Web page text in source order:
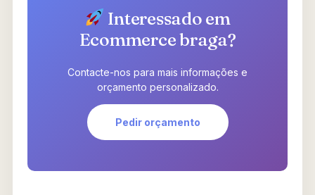
Interessado em
Ecommerce braga?
Contacte-nos para mais informações e
orçamento personalizado.
Pedir orçamento